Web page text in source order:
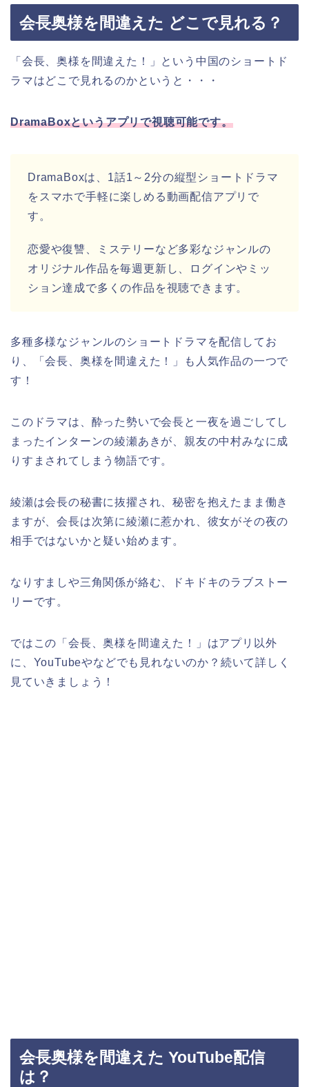
会長奥様を間違えた どこで見れる？
「会長、奥様を間違えた！」という中国のショートド
ラマはどこで見れるのかというと・・・
DramaBoxというアプリで視聴可能です。
DramaBoxは、1話1～2分の縦型ショートドラマ
をスマホで手軽に楽しめる動画配信アプリで
す。
恋愛や復讐、ミステリーなど多彩なジャンルの
オリジナル作品を毎週更新し、ログインやミッ
ション達成で多くの作品を視聴できます。
多種多様なジャンルのショートドラマを配信してお
り、「会長、奥様を間違えた！」も人気作品の一つで
す！
このドラマは、酔った勢いで会長と一夜を過ごしてし
まったインターンの綾瀬あきが、親友の中村みなに成
りすまされてしまう物語です。
綾瀬は会長の秘書に抜擢され、秘密を抱えたまま働き
ますが、会長は次第に綾瀬に惹かれ、彼女がその夜の
相手ではないかと疑い始めます。
なりすましや三角関係が絡む、ドキドキのラブストー
リーです。
ではこの「会長、奥様を間違えた！」はアプリ以外
に、YouTubeやなどでも見れないのか？続いて詳しく
見ていきましょう！
会長奥様を間違えた YouTube配信
は？